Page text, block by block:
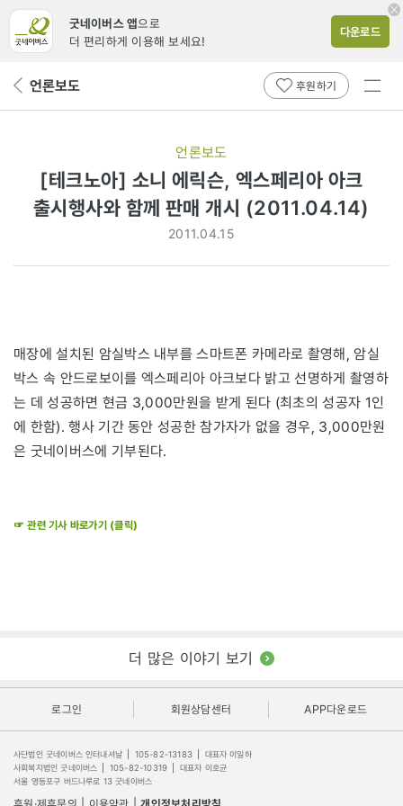
굿네이버스 앱으로
더 편리하게 이용해 보세요!
다운로드
뒤 언론보도 후원하기
전체
언론보도
[테크노아] 소니 에릭슨, 엑스페리아 아크
출시행사와 함께 판매 개시 (2011.04.14)
2011.04.15
매장에 설치된 암실박스 내부를 스마트폰 카메라로 촬영해, 암실
박스 속 안드로보이를 엑스페리아 아크보다 밝고 선명하게 촬영하
는 데 성공하면 현금 3,000만원을 받게 된다 (최초의 성공자 1인
에 한함). 행사 기간 동안 성공한 참가자가 없을 경우, 3,000만원
은 굿네이버스에 기부된다.
☞ 관련 기사 바로가기 (클릭)
더 많은 이야기 보기
로그인 회원상담센터 APP다운로드
사단법인 굿네이버스 인터내셔날 105-82-13183
대표자 이일하
사회복지법인 굿네이버스
105-82-10319
대표자 이호균
서울 영등포구 버드나루로 13 굿네이버스